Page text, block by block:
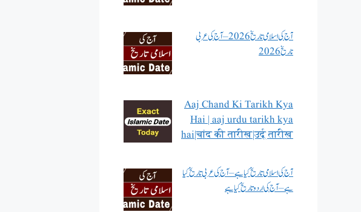
آج کی اسلامی تاریخ 2026 – آج کی عربی
تاریخ 2026
Aaj Chand Ki Tarikh Kya
Hai | aaj urdu tarikh kya
hai|चांद की तारीख|उर्दू तारीख
آج کی اسلامی تاریخ کیا ہے – آج کی عربی تاریخ کیا
ہے – آج کی اردو تاریخ کیا ہے